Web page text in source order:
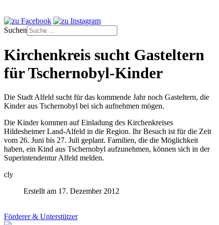
Suchen
Kirchenkreis sucht Gasteltern
für Tschernobyl-Kinder
Die Stadt Alfeld sucht für das kommende Jahr noch Gasteltern, die
Kinder aus Tschernobyl bei sich aufnehmen mögen.
Die Kinder kommen auf Einladung des Kirchenkreises
Hildesheimer Land-Alfeld in die Region. Ihr Besuch ist für die Zeit
vom 26. Juni bis 27. Juli geplant. Familien, die die Möglichkeit
haben, ein Kind aus Tschernobyl aufzunehmen, können sich in der
Superintendentur Alfeld melden.
cly
Erstellt am 17. Dezember 2012
Förderer & Unterstützer